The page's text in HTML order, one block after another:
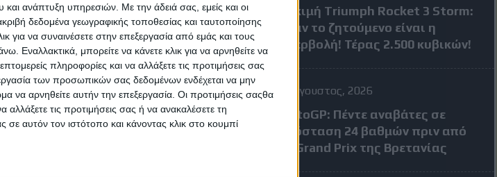
και ανάπτυξη υπηρεσιών. Με την άδειά σας, εμείς και οι
δεδομένα γεωγραφικής τοποθεσίας και ταυτοποίησης
να συναινέσετε στην επεξεργασία από εμάς και τους
Εναλλακτικά, μπορείτε να κάνετε κλικ για να αρνηθείτε να
πληροφορίες και να αλλάξετε τις προτιμήσεις σας
των προσωπικών σας δεδομένων ενδέχεται να μην
να αρνηθείτε αυτήν την επεξεργασία. Οι προτιμήσεις σαςθα
τις προτιμήσεις σας ή να ανακαλέσετε τη
αυτόν τον ιστότοπο και κάνοντας κλικ στο κουμπί
Δοκιμή Triumph Rocket 3 Storm:
Όταν το ζητούμενο είναι η
υπερβολή! Τέρας 2.500 κυβικών!
4 Αύγουστος, 2026
MotoGP: Πέντε αναβάτες σε
απόσταση 24 βαθμών πριν από
το Grand Prix της Βρετανίας